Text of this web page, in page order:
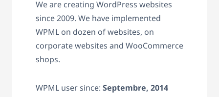
We are creating WordPress websites
since 2009. We have implemented
WPML on dozen of websites, on
corporate websites and WooCommerce
shops.
WPML user since: Septembre, 2014